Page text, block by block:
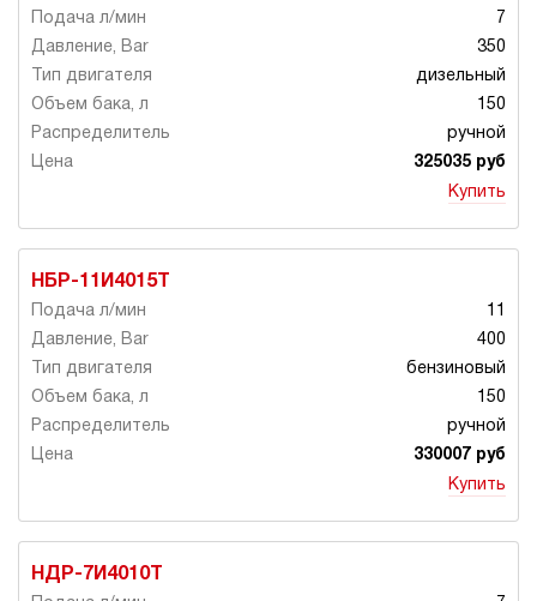
7
350
дизельный
150
ручной
325035 руб
Купить
НБР-11И4015Т
11
400
бензиновый
150
ручной
330007 руб
Купить
НДР-7И4010Т